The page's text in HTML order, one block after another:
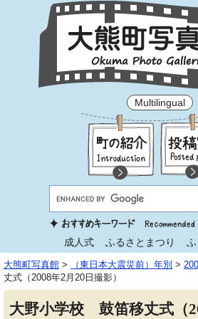
Multilingual
成人式 ふるさとまつり
大熊町写真館 > （東日本大震災前）年別 >
丈式（2008年2月20日撮影）
大野小学校 鼓笛移丈式（